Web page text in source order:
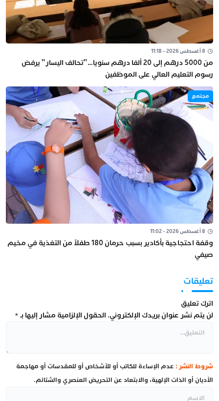
8 أغسطس 2026 - 11:18
من 5000 درهم إلى 20 ألفا درهم سنويا…”تحالف اليسار” يرفض
رسوم التعليم العالي على الموظفين
مجتمع
8 أغسطس 2026 - 11:02
وقفة احتجاجية بأكادير بسبب حرمان 180 طفلاً من التغذية في مخيم
صيفي
تعليقات
اترك تعليق
لن يتم نشر عنوان بريدك الإلكتروني. الحقول الإلزامية مشار إليها بـ*
شروط النشر : عدم الإساءة للكاتب أو للأشخاص أو للمقدسات أو مهاجمة
الأديان أو الذات الإلهية، والابتعاد عن التحريض العنصري والشتائم.